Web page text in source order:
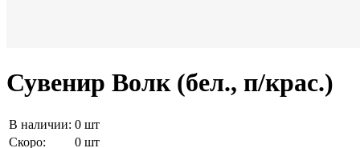
Сувенир Волк (бел., п/крас.)
В наличии: 0 шт
Скоро:
0 шт